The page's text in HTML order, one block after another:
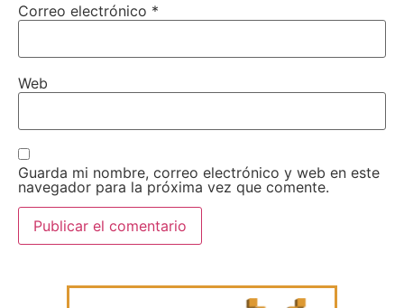
Correo electrónico *
Web
Guarda mi nombre, correo electrónico y web en este
navegador para la próxima vez que comente.